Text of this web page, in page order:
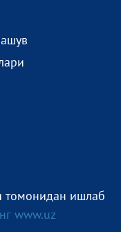
томонидан ишлаб